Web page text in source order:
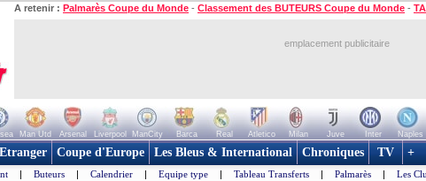
A retenir : Palmarès Coupe du Monde - Classement des BUTEURS Coupe du Monde -
emplacement publicitaire
Man Utd Arsenal Liverpool ManCity Barca Real Atletico Milan Juve Inter Naples
Etranger Coupe d'Europe Les Bleus & International Chroniques TV +
| Buteurs | Calendrier | Equipe type | Tableau Transferts | Palmarès | Les